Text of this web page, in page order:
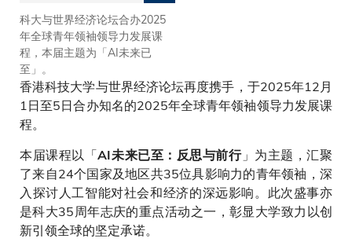
科大与世界经济论坛合办2025
年全球青年领袖领导力发展课
程，本届主题为「AI未来已
至」。
香港科技大学与世界经济论坛再度携手，于2025年12月
1日至5日合办知名的2025年全球青年领袖领导力发展课
程。
本届课程以「AI未来已至：反思与前行」为主题，汇聚
了来自24个国家及地区共35位具影响力的青年领袖，深
入探讨人工智能对社会和经济的深远影响。此次盛事亦
是科大35周年志庆的重点活动之一，彰显大学致力以创
新引领全球的坚定承诺。